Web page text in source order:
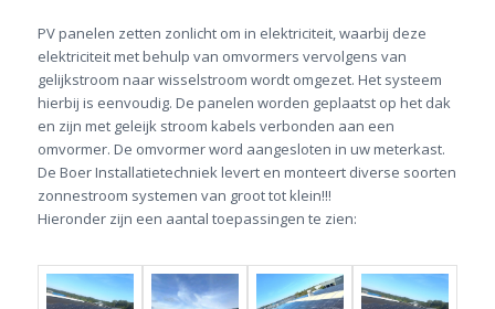
PV panelen zetten zonlicht om in elektriciteit, waarbij deze
elektriciteit met behulp van omvormers vervolgens van
gelijkstroom naar wisselstroom wordt omgezet. Het systeem
hierbij is eenvoudig. De panelen worden geplaatst op het dak
en zijn met geleijk stroom kabels verbonden aan een
omvormer. De omvormer word aangesloten in uw meterkast.
De Boer Installatietechniek levert en monteert diverse soorten
zonnestroom systemen van groot tot klein!!!
Hieronder zijn een aantal toepassingen te zien: